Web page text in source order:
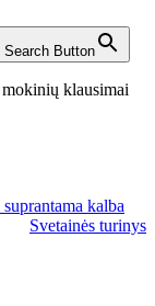
Search Button
klausimai
kalba
Svetainės turinys